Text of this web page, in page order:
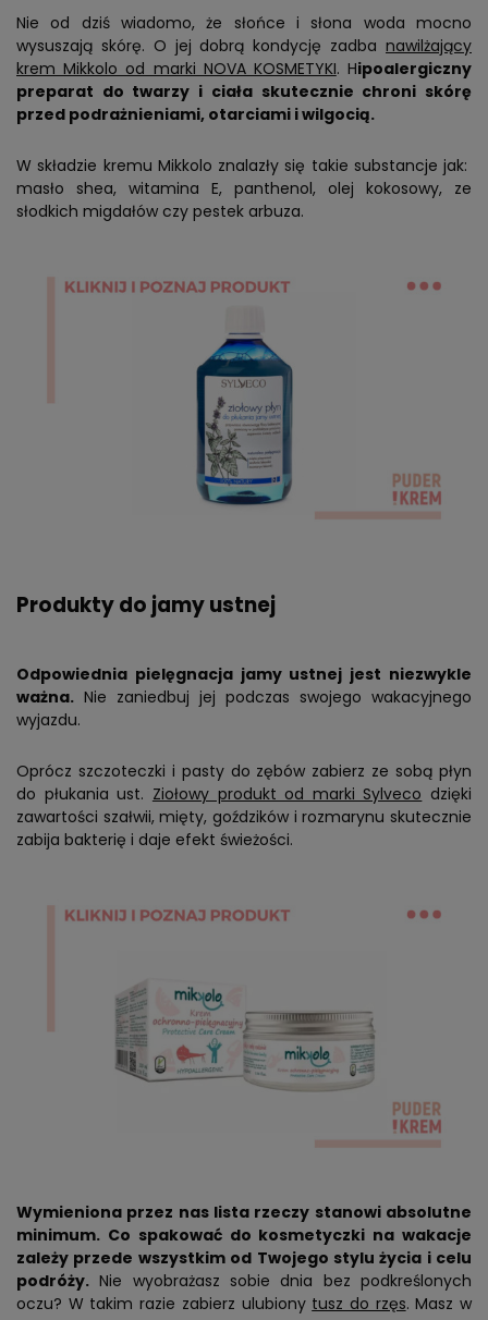
Nie od dziś wiadomo, że słońce i słona woda mocno
wysuszają skórę. O jej dobrą kondycję zadba nawilżający
krem Mikkolo od marki NOVA KOSMETYKI. Hipoalergiczny
preparat do twarzy i ciała skutecznie chroni skórę
przed podrażnieniami, otarciami i wilgocią.
W składzie kremu Mikkolo znalazły się takie substancje jak:
masło shea, witamina E, panthenol, olej kokosowy, ze
słodkich migdałów czy pestek arbuza.
Produkty do jamy ustnej
Odpowiednia pielęgnacja jamy ustnej jest niezwykle
ważna. Nie zaniedbuj jej podczas swojego wakacyjnego
wyjazdu.
Oprócz szczoteczki i pasty do zębów zabierz ze sobą płyn
do płukania ust. Ziołowy produkt od marki Sylveco dzięki
zawartości szałwii, mięty, goździków i rozmarynu skutecznie
zabija bakterię i daje efekt świeżości.
Wymieniona przez nas lista rzeczy stanowi absolutne
minimum. Co spakować do kosmetyczki na wakacje
zależy przede wszystkim od Twojego stylu życia i celu
podróży. Nie wyobrażasz sobie dnia bez podkreślonych
oczu? W takim razie zabierz ulubiony tusz do rzęs. Masz w